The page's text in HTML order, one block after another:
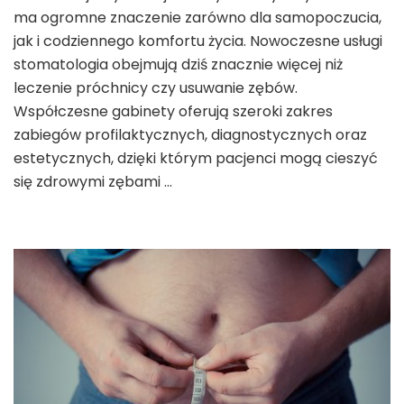
ma ogromne znaczenie zarówno dla samopoczucia,
jak i codziennego komfortu życia. Nowoczesne usługi
stomatologia obejmują dziś znacznie więcej niż
leczenie próchnicy czy usuwanie zębów.
Współczesne gabinety oferują szeroki zakres
zabiegów profilaktycznych, diagnostycznych oraz
estetycznych, dzięki którym pacjenci mogą cieszyć
się zdrowymi zębami …